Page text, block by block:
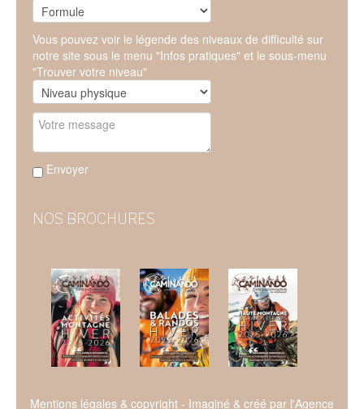
Vous pouvez voir le légende des niveaux de difficulté sur
notre site sous le menu "Infos pratiques" et le sous-menu
"Trouver votre niveau"
Envoyer
NOS BROCHURES
Mentions légales & copyright - Imaginé & créé par l'Agence